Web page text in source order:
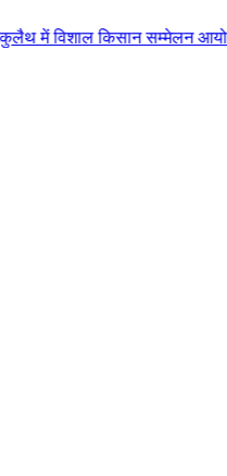
आयोजित लगभग